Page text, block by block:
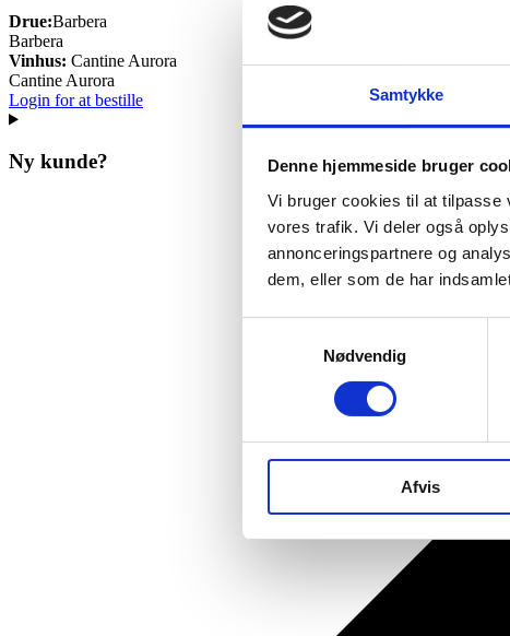
Samtykke
Denne hjemmeside bruger
Vi bruger cookies til at tilpasse
vores trafik. Vi deler også
annonceringspartnere og
dem, eller som de har
Nødvendig
Afvis
Drue:Barbera
Barbera
Vinhus: Cantine Aurora
Cantine Aurora
Login for at bestille
Ny kunde?